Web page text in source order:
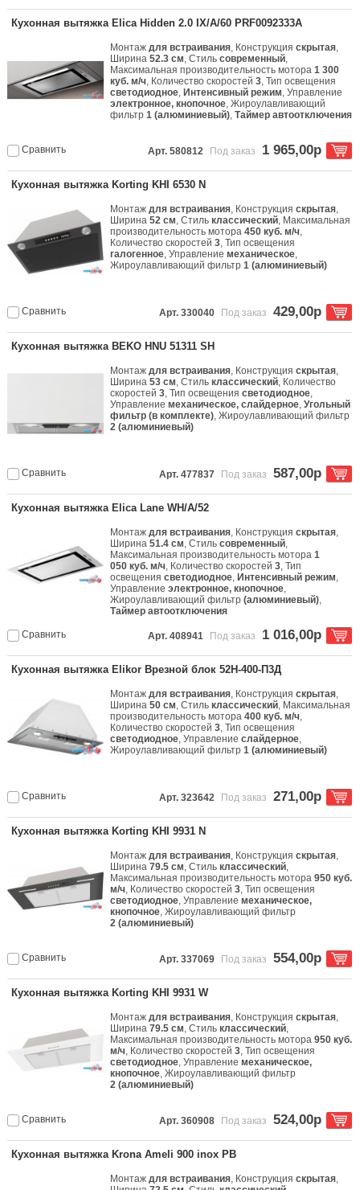
Кухонная вытяжка Elica Hidden 2.0 IX/A/60 PRF0092333A
Монтаждля встраивания, Конструкцияскрытая,
Ширина52.3 см, Стильсовременный,
Максимальная производительность мотора1 300
куб. м/ч, Количество скоростей3, Тип освещения
светодиодное, Интенсивный режим, Управление
электронное, кнопочное, Жироулавливающий
фильтр1 (алюминиевый),Таймер автоотключения
Сравнить Арт. 580812 Под заказ 1 965,00р
Кухонная вытяжка Korting KHI 6530 N
Монтаждля встраивания, Конструкцияскрытая,
Ширина52 см, Стильклассический, Максимальная
производительность мотора450 куб. м/ч,
Количество скоростей3, Тип освещения
галогенное, Управлениемеханическое,
Жироулавливающий фильтр1 (алюминиевый)
Сравнить Арт. 330040 Под заказ 429,00р
Кухонная вытяжка BEKO HNU 51311 SH
Монтаждля встраивания, Конструкцияскрытая,
Ширина53 см, Стильклассический, Количество
скоростей3, Тип освещениясветодиодное,
Управлениемеханическое, слайдерное,Угольный
фильтр (в комплекте), Жироулавливающий фильтр
2 (алюминиевый)
Сравнить Арт. 477837 Под заказ 587,00р
Кухонная вытяжка Elica Lane WH/A/52
Монтаждля встраивания, Конструкцияскрытая,
Ширина51.4 см, Стильсовременный,
Максимальная производительность мотора1
050 куб. м/ч, Количество скоростей3, Тип
освещениясветодиодное, Интенсивный режим,
Управлениеэлектронное, кнопочное,
Жироулавливающий фильтр(алюминиевый),
Таймер автоотключения
Сравнить Арт. 408941 Под заказ 1 016,00р
Кухонная вытяжка Elikor Врезной блок 52Н-400-П3Д
Монтаждля встраивания, Конструкцияскрытая,
Ширина50 см, Стильклассический, Максимальная
производительность мотора400 куб. м/ч,
Количество скоростей3, Тип освещения
светодиодное, Управлениеслайдерное,
Жироулавливающий фильтр1 (алюминиевый)
Сравнить Арт. 323642 Под заказ 271,00р
Кухонная вытяжка Korting KHI 9931 N
Монтаждля встраивания, Конструкцияскрытая,
Ширина79.5 см, Стильклассический,
Максимальная производительность мотора950 куб.
м/ч, Количество скоростей3, Тип освещения
светодиодное, Управлениемеханическое,
кнопочное, Жироулавливающий фильтр
2 (алюминиевый)
Сравнить Арт. 337069 Под заказ 554,00р
Кухонная вытяжка Korting KHI 9931 W
Монтаждля встраивания, Конструкцияскрытая,
Ширина79.5 см, Стильклассический,
Максимальная производительность мотора950 куб.
м/ч, Количество скоростей3, Тип освещения
светодиодное, Управлениемеханическое,
кнопочное, Жироулавливающий фильтр
2 (алюминиевый)
Сравнить Арт. 360908 Под заказ 524,00р
Кухонная вытяжка Krona Ameli 900 inox PB
Монтаждля встраивания, Конструкцияскрытая,